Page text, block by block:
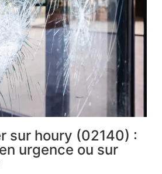
sur houry (02140) :
urgence ou sur